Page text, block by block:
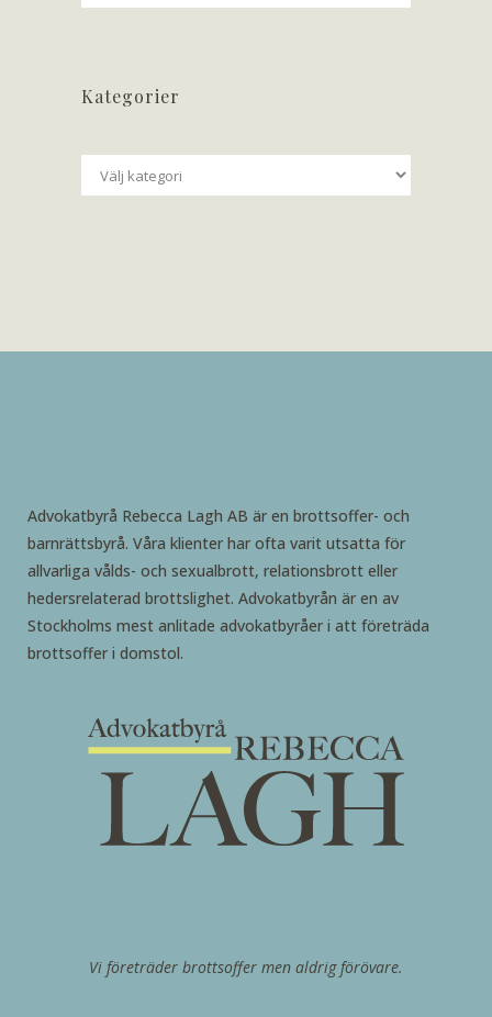
Kategorier
Kategorier
Advokatbyrå Rebecca Lagh AB är en brottsoffer- och
barnrättsbyrå. Våra klienter har ofta varit utsatta för
allvarliga vålds- och sexualbrott, relationsbrott eller
hedersrelaterad brottslighet. Advokatbyrån är en av
Stockholms mest anlitade advokatbyråer i att företräda
brottsoffer i domstol.
Vi företräder brottsoffer men aldrig förövare.